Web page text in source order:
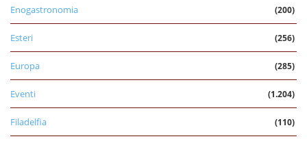
Enogastronomia (200)
Esteri (256)
Europa (285)
Eventi (1.204)
Filadelfia (110)